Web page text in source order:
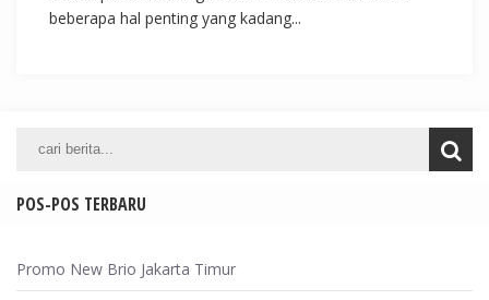
beberapa hal penting yang kadang...
POS-POS TERBARU
Promo New Brio Jakarta Timur